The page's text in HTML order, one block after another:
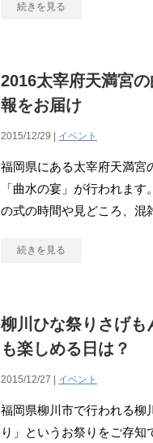
続きを見る
2016太宰府天満宮
報をお届け
2015/12/29 | イベント
福岡県にある太宰府天満宮
「曲水の宴」が行われま
の式の時間や見どころ、混
続きを見る
柳川ひな祭りさげも
も楽しめる日は？
2015/12/27 | イベント
福岡県柳川市で行われる柳
り」というお祭りをご存